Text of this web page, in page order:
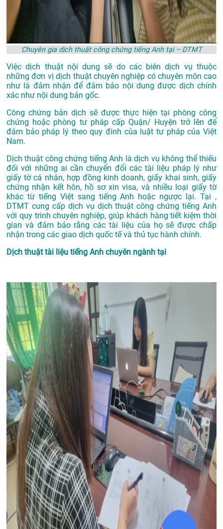
Chuyên gia dịch thuật công chứng tiếng Anh tại – DTMT
Việc dịch thuật nội dung sẽ do các biên dịch vụ thuộc
những đơn vị dịch thuật chuyên nghiệp có chuyên môn cao
như là đảm nhận để đảm bảo nội dung được dịch chính
xác như nội dung bản gốc.
Công chứng bản dịch sẽ được thực hiện tại phòng công
chứng hoặc phòng tư pháp cấp Quận/ Huyện trở lên để
đảm bảo pháp lý theo quy đinh của luật tư pháp của Việt
Nam.
Dịch thuật công chứng tiếng Anh là dịch vụ không thể thiếu
đối với những ai cần chuyển đổi các tài liệu pháp lý như
giấy tờ cá nhân, hợp đồng kinh doanh, giấy khai sinh, giấy
chứng nhận kết hôn, hồ sơ xin visa, và nhiều loại giấy tờ
khác từ tiếng Việt sang tiếng Anh hoặc ngược lại. Tại ,
DTMT cung cấp dịch vụ dịch thuật công chứng tiếng Anh
với quy trình chuyên nghiệp, giúp khách hàng tiết kiệm thời
gian và đảm bảo rằng các tài liệu của họ sẽ được chấp
nhận trong các giao dịch quốc tế và thủ tục hành chính.
Dịch thuật tài liệu tiếng Anh chuyên ngành tại